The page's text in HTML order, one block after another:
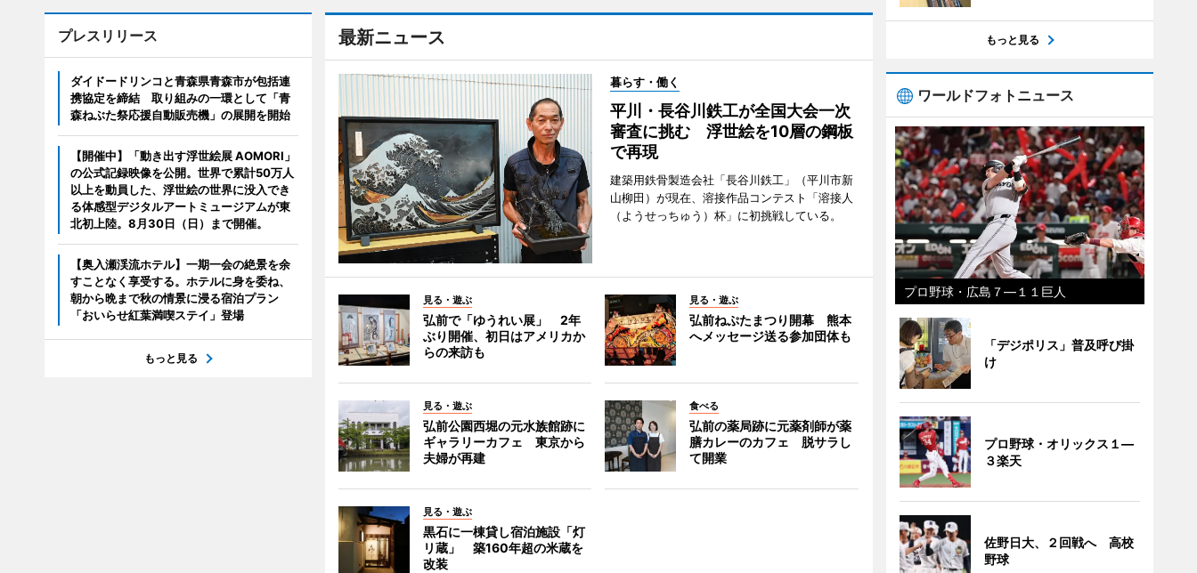
最新ニュース
暮らす・働く
平川・長谷川鉄工が全国大会一次
審査に挑む 浮世絵を10層の鋼板
で再現
建築用鉄骨製造会社「長谷川鉄工」（平川市新
山柳田）が現在、溶接作品コンテスト「溶接人
（ようせっちゅう）杯」に初挑戦している。
見る・遊ぶ
弘前で「ゆうれい展」 2年
ぶり開催、初日はアメリカか
らの来訪も
見る・遊ぶ
弘前ねぷたまつり開幕 熊本
へメッセージ送る参加団体も
見る・遊ぶ
弘前公園西堀の元水族館跡に
ギャラリーカフェ 東京から
夫婦が再建
食べる
弘前の薬局跡に元薬剤師が薬
膳カレーのカフェ 脱サラし
て開業
見る・遊ぶ
黒石に一棟貸し宿泊施設「灯
リ蔵」 築160年超の米蔵を
改装
プレスリリース
ダイドードリンコと青森県青森市が包括連
携協定を締結 取り組みの一環として「青
森ねぶた祭応援自動販売機」の展開を開始
【開催中】「動き出す浮世絵展 AOMORI」
の公式記録映像を公開。世界で累計50万人
以上を動員した、浮世絵の世界に没入でき
る体感型デジタルアートミュージアムが東
北初上陸。8月30日（日）まで開催。
【奥入瀬渓流ホテル】一期一会の絶景を余
すことなく享受する。ホテルに身を委ね、
朝から晩まで秋の情景に浸る宿泊プラン
「おいらせ紅葉満喫ステイ」登場
もっと見る
もっと見る
ワールドフォトニュース
プロ野球・広島７―１１巨人
「デジポリス」普及呼び掛
け
プロ野球・オリックス１―
３楽天
佐野日大、２回戦へ 高校
野球